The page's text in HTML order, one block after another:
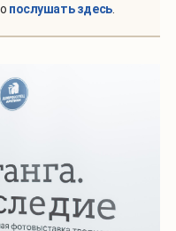
послушать здесь.